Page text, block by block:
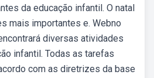
da educação infantil. O natal
mais importantes e. Webno
diversas atividades
infantil. Todas as tarefas
com as diretrizes da base